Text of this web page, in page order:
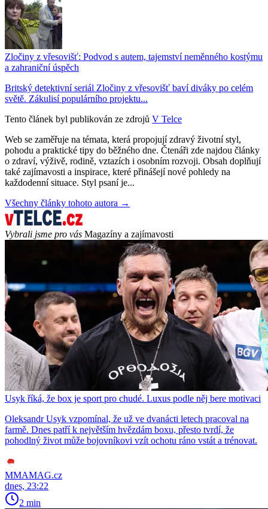
Zločiny z vřesovišť: Podvod s autem, tajemství neměnného kostýmu
a zahraniční úspěch
Britský detektivní seriál Zločiny z vřesovišť baví diváky po celém
světě. Zákulisí populárního projektu...
Tento článek byl publikován ze zdrojů V Telce
Web se zaměřuje na témata, která propojují zdravý životní styl,
pohodu a praktické tipy do běžného dne. Čtenáři zde najdou články
o zdraví, výživě, rodině, vztazích i osobním rozvoji. Obsah doplňují
také zajímavosti a inspirace, které přinášejí nové pohledy na
každodenní situace. Styl psaní je...
Všechny články tohoto autora →
Vybrali jsme pro vás Magazíny a zajímavosti
Usyk říká, že box je sport pro chudé. Luxus podle něj bere motivaci
Oleksandr Usyk vzpomínal, že už ve dvanácti letech pracoval na
farmě. Dnes patří k největším hvězdám boxu, přesto tvrdí, že
pohodlný život může bojovníkovi vzít ochotu ráno vstát a trénovat.
MMAMAG.cz
dnes, 23:22
2 min